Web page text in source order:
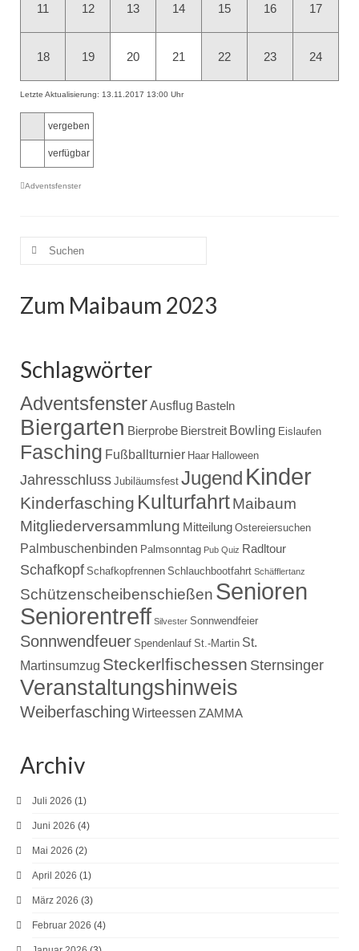
11 12 13 14 15 16 17
18 19 20 21 22 23 24
Letzte Aktualisierung: 13.11.2017 13:00 Uhr
vergeben
verfügbar
Adventsfenster
Suche
nach:
Zum Maibaum 2023
Schlagwörter
AdventsfensterAusflug Basteln
Biergarten Bierprobe Bierstreit Bowling Eislaufen
Fasching Fußballturnier Haar Halloween
Jahresschluss Jubiläumsfest Jugend Kinder
Kinderfasching KulturfahrtMaibaum
Mitgliederversammlung Mitteilung Ostereiersuchen
Palmbuschenbinden Palmsonntag Pub Quiz Radltour
Schafkopf Schafkopfrennen Schlauchbootfahrt Schäfflertanz
Schützenscheibenschießen Senioren
Seniorentreff Silvester Sonnwendfeier
Sonnwendfeuer Spendenlauf St.-Martin St.
Martinsumzug Steckerlfischessen Sternsinger
Veranstaltungshinweis
Weiberfasching Wirteessen ZAMMA
Archiv
Juli 2026 (1)
Juni 2026 (4)
Mai 2026 (2)
April 2026 (1)
März 2026 (3)
Februar 2026 (4)